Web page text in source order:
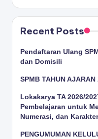
Recent Posts
Pendaftaran Ulang
dan Domisili
SPMB TAHUN AJARAN
Lokakarya TA 2026/
Pembelajaran untuk
Numerasi, dan
PENGUMUMAN